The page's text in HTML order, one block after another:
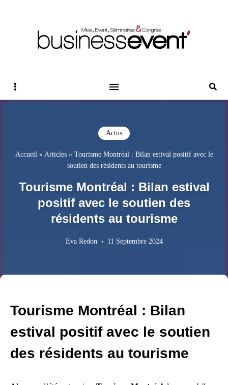
Sidebar
Actus
Accueil» Articles» Tourisme Montréal : Bilan estival positif avec le
soutien des résidents au tourisme
Tourisme Montréal : Bilan estival
positif avec le soutien des
résidents au tourisme
Eva Redon 11 Septembre 2024
Tourisme Montréal : Bilan
estival positif avec le soutien
des résidents au tourisme